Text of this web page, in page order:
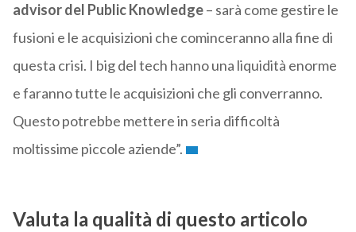
advisor del Public Knowledge– sarà come gestire le
fusioni e le acquisizioni che cominceranno alla fine di
questa crisi. I big del tech hanno una liquidità enorme
e faranno tutte le acquisizioni che gli converranno.
Questo potrebbe mettere in seria difficoltà
moltissime piccole aziende”.
Valuta la qualità di questo articolo